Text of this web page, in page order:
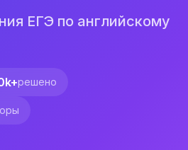
ЕГЭ по английскому
решено